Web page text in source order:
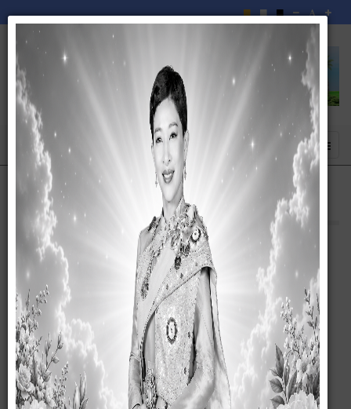
ติดต่อสอบถาม
12 กุมภาพันธ์ 2567